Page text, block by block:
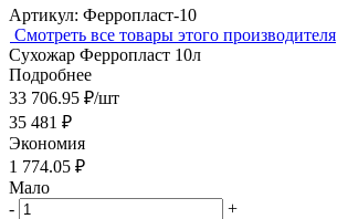
Артикул: Ферропласт-10
Cмотреть все товары этого производителя
Сухожар Ферропласт 10л
Подробнее
33 706.95 ₽/шт
35 481 ₽
Экономия
1 774.05 ₽
Мало
-
+